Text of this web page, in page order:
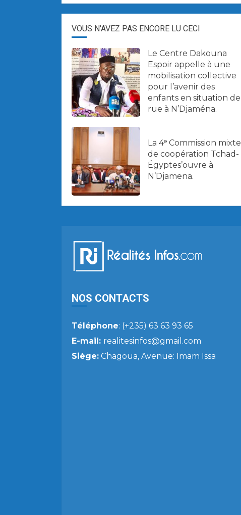
VOUS N'AVEZ PAS ENCORE LU CECI
Le Centre Dakouna
Espoir appelle à une
mobilisation collective
pour l’avenir des
enfants en situation de
rue à N’Djaména.
La 4ᵉ Commission mixte
de coopération Tchad-
Égyptes’ouvre à
N’Djamena.
NOS CONTACTS
Téléphone: (+235) 63 63 93 65
E-mail: realitesinfos@gmail.com
Siège: Chagoua, Avenue: Imam Issa